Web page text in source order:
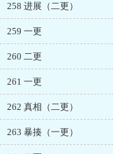
258 进展（二更）
259 一更
260 二更
261 一更
262 真相（二更）
263 暴揍（一更）